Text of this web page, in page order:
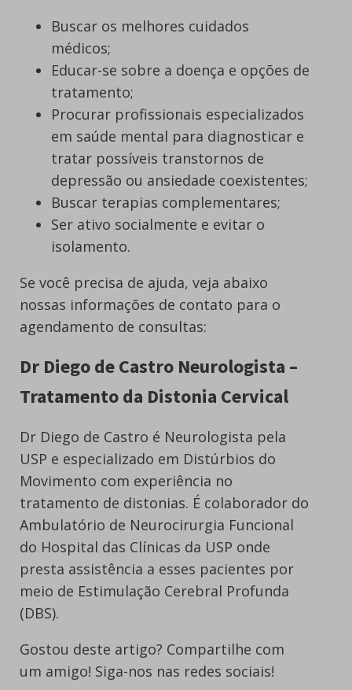
Buscar os melhores cuidados
médicos;
Educar-se sobre a doença e opções de
tratamento;
Procurar profissionais especializados
em saúde mental para diagnosticar e
tratar possíveis transtornos de
depressão ou ansiedade coexistentes;
Buscar terapias complementares;
Ser ativo socialmente e evitar o
isolamento.
Se você precisa de ajuda, veja abaixo
nossas informações de contato para o
agendamento de consultas:
Dr Diego de Castro Neurologista –
Tratamento da Distonia Cervical
Dr Diego de Castro é Neurologista pela
USP e especializado em Distúrbios do
Movimento com experiência no
tratamento de distonias. É colaborador do
Ambulatório de Neurocirurgia Funcional
do Hospital das Clínicas da USP onde
presta assistência a esses pacientes por
meio de Estimulação Cerebral Profunda
(DBS).
Gostou deste artigo? Compartilhe com
um amigo! Siga-nos nas redes sociais!